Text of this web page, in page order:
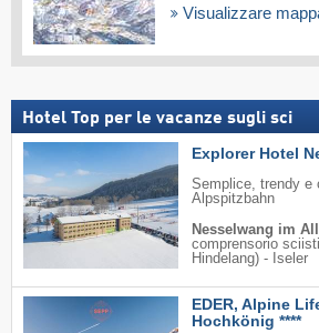
Visualizzare
Hotel Top per le vacanze sugli sci
Explorer Hotel
Semplice, trendy e
Alpspitzbahn
Nesselwang im
comprensorio
Hindelang) - Iseler
EDER, Alpine
Hochkönig ****